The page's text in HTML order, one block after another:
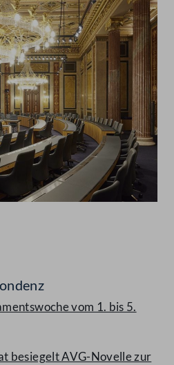
vom 1. bis 5.
besiegelt AVG-Novelle zur